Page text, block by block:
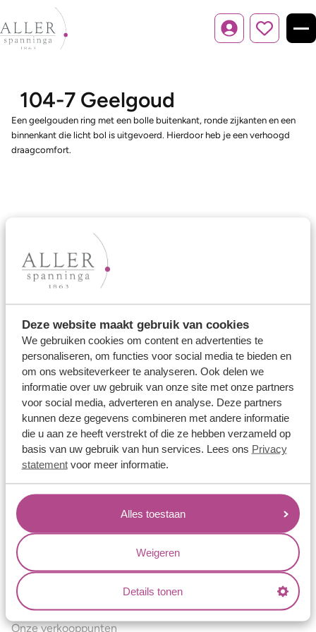
Deze website maakt gebruik van cookies
We gebruiken cookies om content en advertenties te
personaliseren, om functies voor social media te bieden en
om ons websiteverkeer te analyseren. Ook delen we
informatie over uw gebruik van onze site met onze partners
voor social media, adverteren en analyse. Deze partners
kunnen deze gegevens combineren met andere informatie
die u aan ze heeft verstrekt of die ze hebben verzameld op
basis van uw gebruik van hun services. Lees ons Privacy
statementvoor meer informatie.
Alles toestaan
Weigeren
Details tonen
Inloggen
104-7 Geelgoud
Een geelgouden ring met een bolle buitenkant, ronde zijkanten en een
binnenkant die licht bol is uitgevoerd. Hierdoor heb je een verhoogd
draagcomfort.
Ons aanbod
Trouwringen
Verlovingsringen
Vriendschapsringen
Over ons
Aller Spanninga
Historie
Certificaten
Blogs
Jouw voordelen
Conflictvrije Materialen
Oneindig veel mogelijkheden
Kwaliteit
Juweliers & Contact
Onze verkooppunten